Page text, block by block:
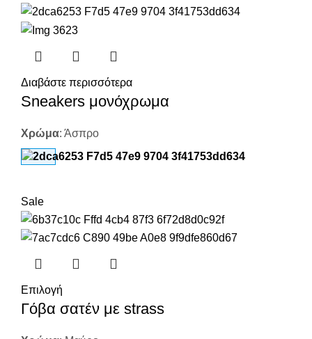
Διαβάστε περισσότερα
Sneakers μονόχρωμα
Χρώμα: Άσπρο
Sale
Επιλογή
Γόβα σατέν με strass